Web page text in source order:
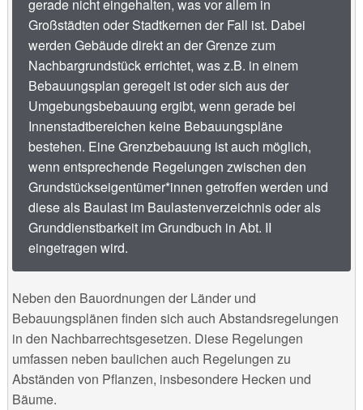
gerade nicht eingehalten, was vor allem in
Großstädten oder Stadtkernen der Fall ist. Dabei
werden Gebäude direkt an der Grenze zum
Nachbargrundstück errichtet, was z.B. in einem
Bebauungsplan geregelt ist oder sich aus der
Umgebungsbebauung ergibt, wenn gerade bei
Innenstadtbereichen keine Bebauungspläne
bestehen. Eine Grenzbebauung ist auch möglich,
wenn entsprechende Regelungen zwischen den
Grundstückseigentümer*innen getroffen werden und
diese als Baulast im Baulastenverzeichnis oder als
Grunddienstbarkeit im Grundbuch in Abt. II
eingetragen wird.
Neben den Bauordnungen der Länder und
Bebauungsplänen finden sich auch Abstandsregelungen
in den Nachbarrechtsgesetzen. Diese Regelungen
umfassen neben baulichen auch Regelungen zu
Abständen von Pflanzen, insbesondere Hecken und
Bäume.